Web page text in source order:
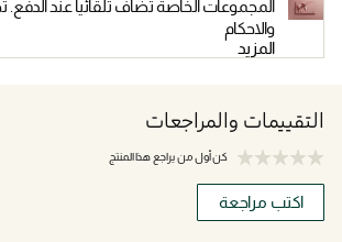
المجموعات الخاصة تضاف تلقائياً عند
والاحكام
المزيد
التقييمات والمراجعات
كن أول من يراجع هذا المنتج
اكتب مراجعة